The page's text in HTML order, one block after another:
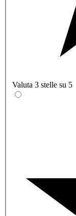
Valuta 3 stelle su 5